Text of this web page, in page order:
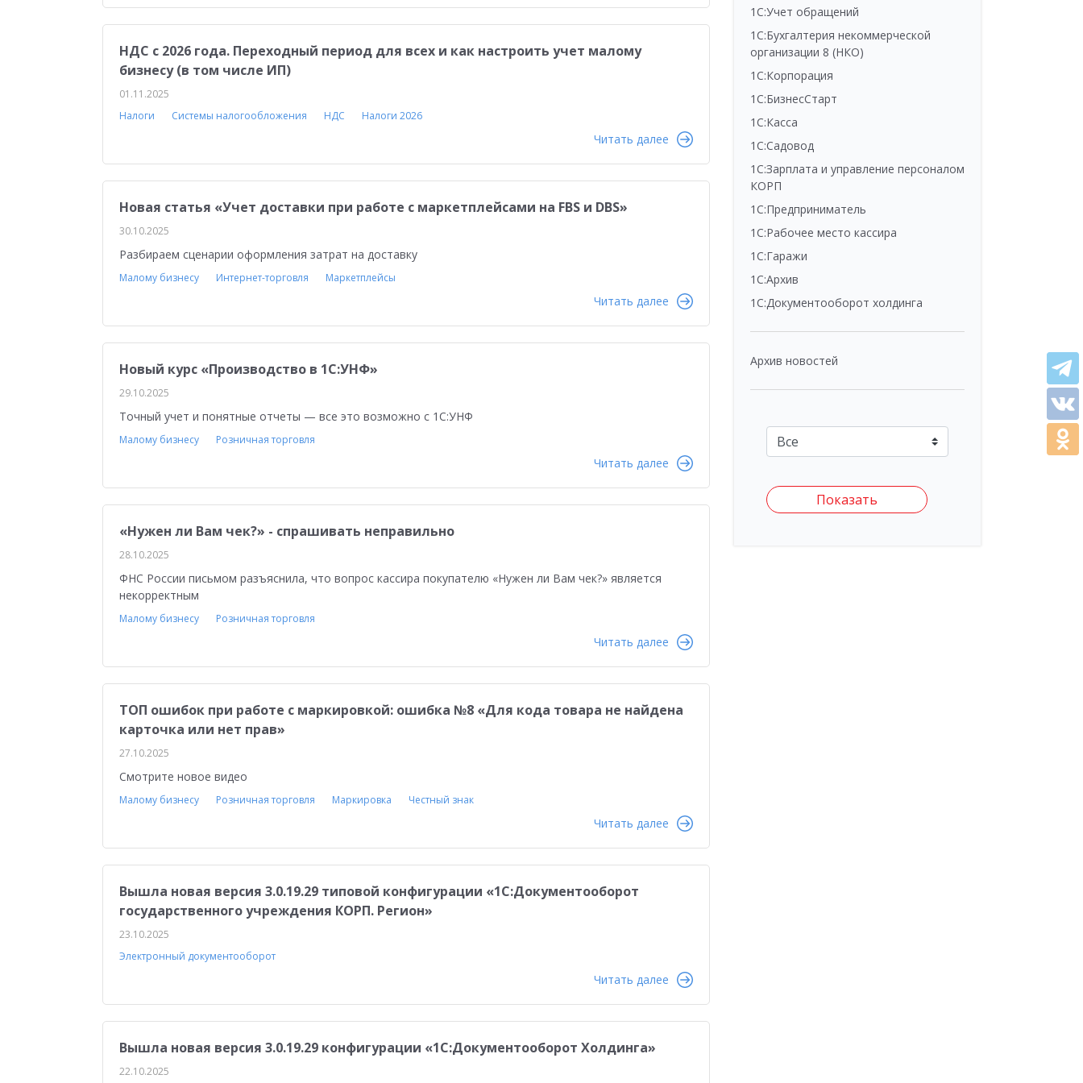
Медицина Бюджетные учреждения Управленческая отчетность Реальная автоматизация
НДС с 2026 года. Переходный период для всех и как настроить учет малому
бизнесу (в том числе ИП)
01.11.2025
Налоги
Системы налогообложения НДС Налоги 2026
Читать далее
Новая статья «Учет доставки при работе с маркетплейсами на FBS и DBS»
30.10.2025
Разбираем сценарии оформления затрат на доставку
Малому бизнесу Интернет-торговля Маркетплейсы
Читать далее
Новый курс «Производство в 1С:УНФ»
29.10.2025
Точный учет и понятные отчеты — все это возможно с 1С:УНФ
Малому бизнесу Розничная торговля
Читать далее
«Нужен ли Вам чек?» - спрашивать неправильно
28.10.2025
ФНС России письмом разъяснила, что вопрос кассира покупателю «Нужен ли Вам чек?» является
некорректным
Малому бизнесу Розничная торговля
Читать далее
ТОП ошибок при работе с маркировкой: ошибка №8 «Для кода товара не найдена
карточка или нет прав»
27.10.2025
Смотрите новое видео
Малому бизнесу Розничная торговля Маркировка Честный знак
Читать далее
Вышла новая версия 3.0.19.29 типовой конфигурации «1С:Документооборот
государственного учреждения КОРП. Регион»
23.10.2025
Электронный документооборот
Читать далее
Вышла новая версия 3.0.19.29 конфигурации «1С:Документооборот Холдинга»
22.10.2025
1С:Учет обращений
1С:Бухгалтерия некоммерческой
организации 8 (НКО)
1С:Корпорация
1С:БизнесСтарт
1С:Касса
1С:Садовод
1С:Зарплата и управление персоналом
КОРП
1С:Предприниматель
1С:Рабочее место кассира
1С:Гаражи
1С:Архив
1С:Документооборот холдинга
Архив новостей
Показать